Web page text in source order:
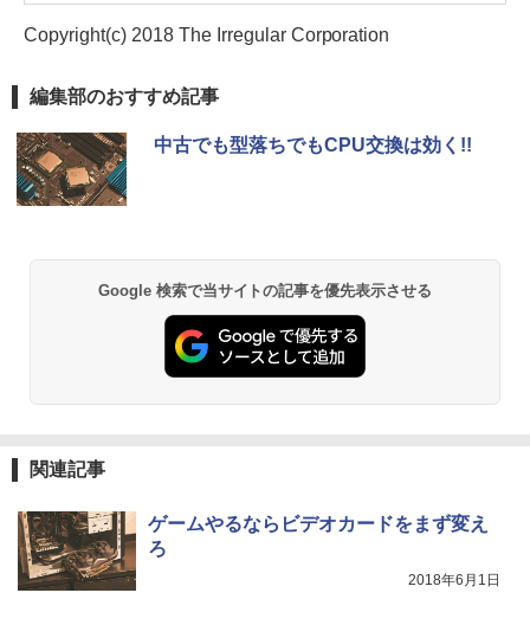
Copyright(c) 2018 The Irregular Corporation
編集部のおすすめ記事
中古でも型落ちでもCPU交換は効く!!
Google 検索で当サイトの記事を優先表示させる
関連記事
ゲームやるならビデオカードをまず変え
ろ
2018年6月1日